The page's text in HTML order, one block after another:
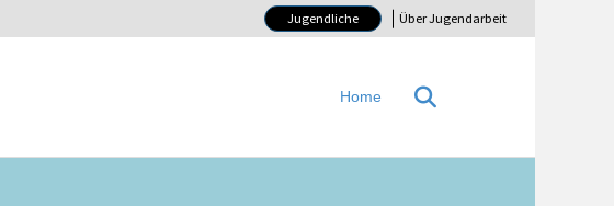
Jugendliche Über Jugendarbeit
Home